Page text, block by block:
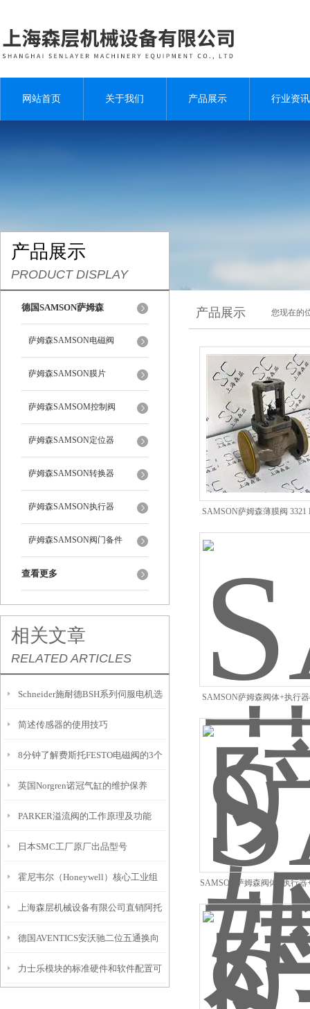
网站首页 关于我们 产品展示 行业资讯
产品展示
PRODUCT DISPLAY
德国SAMSON萨姆森
萨姆森SAMSON电磁阀
萨姆森SAMSON膜片
萨姆森SAMSOM控制阀
萨姆森SAMSON定位器
萨姆森SAMSON转换器
萨姆森SAMSON执行器
萨姆森SAMSON阀门备件
查看更多
相关文章
RELATED ARTICLES
Schneider施耐德BSH系列伺服电机选
型参数说明
简述传感器的使用技巧
8分钟了解费斯托FESTO电磁阀的3个
常见故障
英国Norgren诺冠气缸的维护保养
PARKER溢流阀的工作原理及功能
日本SMC工厂原厂出品型号
霍尼韦尔（Honeywell）核心工业组
件介绍
上海森层机械设备有限公司直销阿托
斯atos比例方向阀电磁阀
德国AVENTICS安沃驰二位五通换向
阀详解
力士乐模块的标准硬件和软件配置可
产品展示 您现在的
SAMSON萨姆森薄膜阀 3321
KV35
SAMSON萨姆森阀体+执行器
DN80
SAMSON萨姆森阀体+执行器
DN40